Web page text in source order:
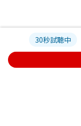
30秒試聴中